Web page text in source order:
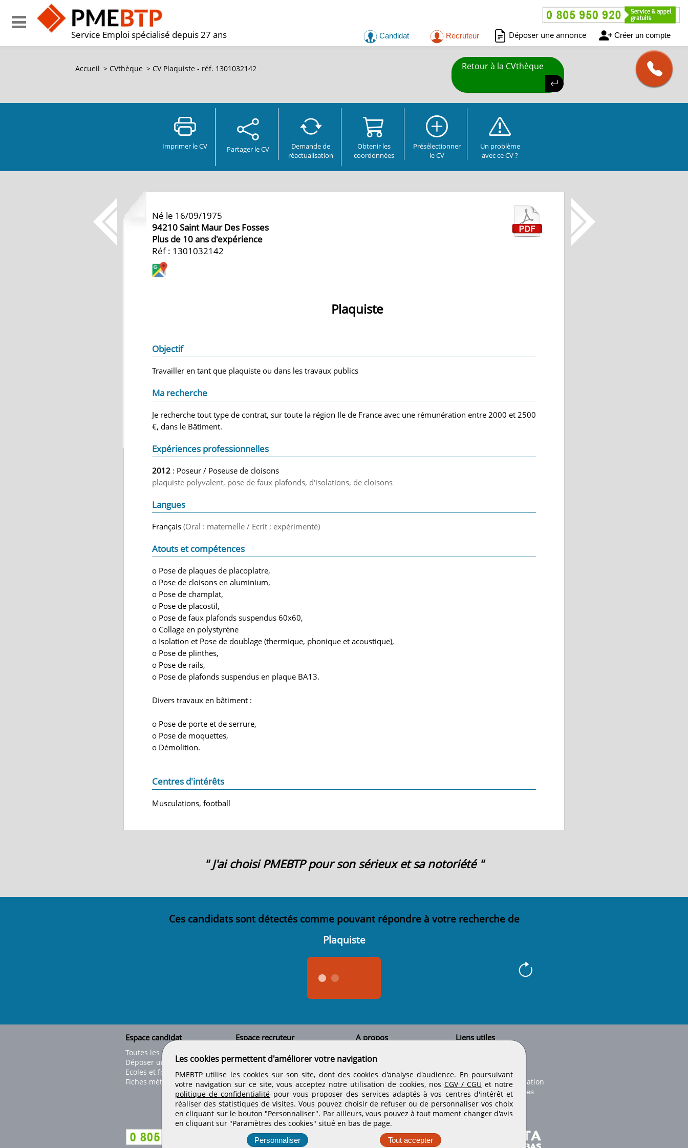
Service Emploi spécialisé depuis 27 ans Candidat Recruteur Déposer une annonce Créer un compte
Accueil > CVthèque > CV Plaquiste - réf. 1301032142 Retour à la CVthèque
Imprimer le CV Partager le CV
Demande de
réactualisation
Obtenir les
coordonnées
Présélectionner
le CV
Un problème
avec ce CV ?
Né le 16/09/1975
94210Saint Maur Des Fosses
Plus de 10 ans d'expérience
Réf : 1301032142
Plaquiste
Objectif
Travailler en tant que plaquiste ou dans les travaux publics
Ma recherche
Je recherche tout type de contrat, sur toute la région Ile de France avec une rémunération entre 2000 et 2500
€, dans le Bâtiment.
Expériences professionnelles
2012 : Poseur / Poseuse de cloisons
plaquiste polyvalent, pose de faux plafonds, d'isolations, de cloisons
Langues
Français (Oral : maternelle / Ecrit : expérimenté)
Atouts et compétences
o Pose de plaques de placoplatre,
o Pose de cloisons en aluminium,
o Pose de champlat,
o Pose de placostil,
o Pose de faux plafonds suspendus 60x60,
o Collage en polystyrène
o Isolation et Pose de doublage (thermique, phonique et acoustique),
o Pose de plinthes,
o Pose de rails,
o Pose de plafonds suspendus en plaque BA13.
Divers travaux en bâtiment :
o Pose de porte et de serrure,
o Pose de moquettes,
o Démolition.
Centres d'intérêts
Musculations, football
" J'ai choisi PMEBTP pour son sérieux et sa notoriété "
Ces candidats sont détectés comme pouvant répondre à votre recherche de
Plaquiste
Espace candidat
Toutes les offres
Déposer un CV
Ecoles et formations
Fiches métiers
Espace recruteur
Tous les candidats
Déposer une annonce
Déposer une offre de stage
Nos tarifs
A propos
Contactez-nous
Nos partenaires
Informations légales
Conditions générales
Rejoignez nos équipes
Liens utiles
Conseils d'utilisation
Conditions de publication
Paramètres des cookies
Retrouvez-nous sur les réseaux sociaux
Les cookies permettent d'améliorer votre navigation
PMEBTP utilise les cookies sur son site, dont des cookies d'analyse d'audience. En poursuivant
votre navigation sur ce site, vous acceptez notre utilisation de cookies, nos CGV / CGU et notre
politique de confidentialité pour vous proposer des services adaptés à vos centres d'intérêt et
réaliser des statistiques de visites. Vous pouvez choisir de refuser ou de personnaliser vos choix
en cliquant sur le bouton "Personnaliser". Par ailleurs, vous pouvez à tout moment changer d'avis
en cliquant sur "Paramètres des cookies" situé en bas de page.
Personnaliser Tout accepter